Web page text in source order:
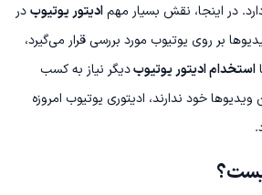
در اینجا، نقش بسیار مهمادیتور یوتیوبدر
بر روی یوتیوب مورد بررسی قرار می‌گیرد،
استخدام ادیتور یوتیوبدیگر نیاز به کسب
خود ندارند، ادیتوری یوتیوب امروزه